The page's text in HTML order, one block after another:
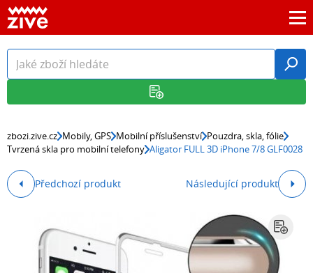
zbozi.zive.cz Mobily, GPS Mobilní příslušenství Pouzdra, skla, fólie
Tvrzená skla pro mobilní telefony Aligator FULL 3D iPhone 7/8 GLF0028
Předchozí produkt Následující produkt